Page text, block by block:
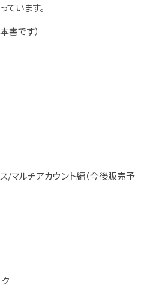
います。
書です）
/マルチアカウント編（今後販売予